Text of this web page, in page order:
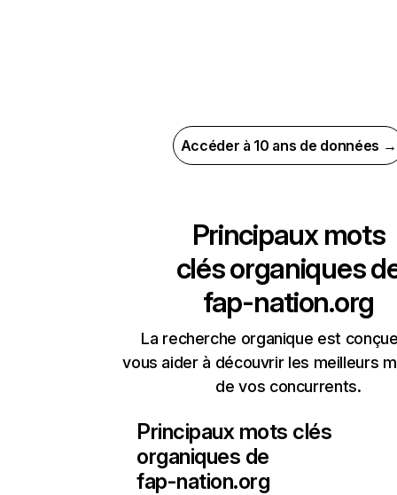
Accéder à 10 ans de données →
Principaux mots
clés organiques
fap-nation.org
La recherche organique est
vous aider à découvrir les meilleurs
de vos concurrents.
Principaux mots clés
organiques de
fap-nation.org